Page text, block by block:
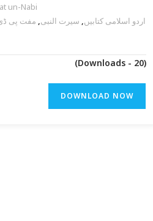
un-Nabi
اردو اسلامی کتابیں, سیرت النبی, مفت پی
(Downloads - 20)
DOWNLOAD NOW